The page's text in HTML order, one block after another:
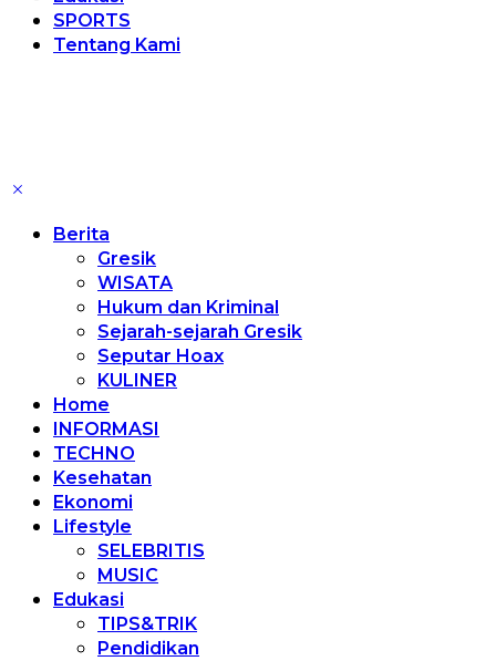
SPORTS
Tentang Kami
Berita
Gresik
WISATA
Hukum dan Kriminal
Sejarah-sejarah Gresik
Seputar Hoax
KULINER
Home
INFORMASI
TECHNO
Kesehatan
Ekonomi
Lifestyle
SELEBRITIS
MUSIC
Edukasi
TIPS&TRIK
Pendidikan